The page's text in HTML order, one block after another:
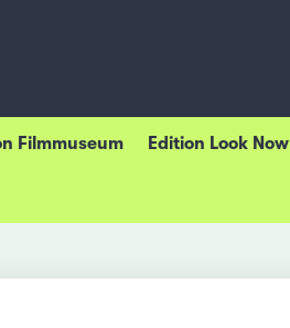
Filmmuseum Edition Look Now